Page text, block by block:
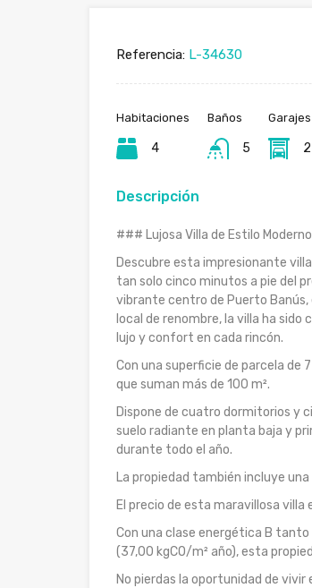
Referencia: L-34630
Habitaciones
4
Baños
5
Garajes
2
Descripción
### Lujosa Villa de Estilo
Descubre esta impresionante
tan solo cinco minutos a pie del
vibrante centro de Puerto
local de renombre, la villa ha
lujo y confort en cada rincón.
Con una superficie de parcela de
que suman más de 100 m².
Dispone de cuatro dormitorios y
suelo radiante en planta baja y
durante todo el año.
La propiedad también incluye
El precio de esta maravillosa villa
Con una clase energética B tanto
(37,00 kgCO/m² año), esta
No pierdas la oportunidad de